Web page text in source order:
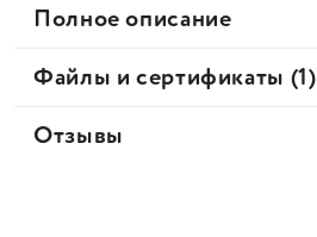
Полное описание
Файлы и сертификаты (1)
Отзывы